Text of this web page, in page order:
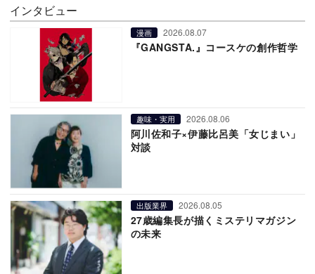
インタビュー
漫画 2026.08.07
『GANGSTA.』コースケの創作哲学
趣味・実用 2026.08.06
阿川佐和子×伊藤比呂美「女じまい」
対談
出版業界 2026.08.05
27歳編集長が描くミステリマガジン
の未来